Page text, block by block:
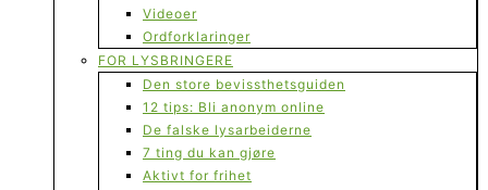
Videoer
Ordforklaringer
FOR LYSBRINGERE
Den store bevissthetsguiden
12 tips: Bli anonym online
De falske lysarbeiderne
7 ting du kan gjøre
Aktivt for frihet